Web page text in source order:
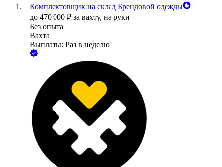
Комплектовщик на склад Брендовой одежды
до 470 000 ₽ за вахту, на руки
Без опыта
Вахта
Выплаты: Раз в неделю